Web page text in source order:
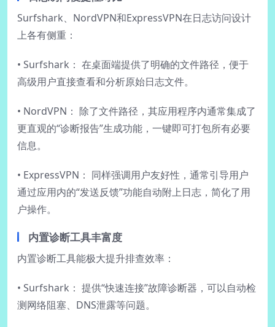
Surfshark、NordVPN和ExpressVPN在日志访问设计
上各有侧重：
• Surfshark： 在桌面端提供了明确的文件路径，便于
高级用户直接查看和分析原始日志文件。
• NordVPN： 除了文件路径，其应用程序内通常集成了
更直观的“诊断报告”生成功能，一键即可打包所有必要
信息。
• ExpressVPN： 同样强调用户友好性，通常引导用户
通过应用内的“发送反馈”功能自动附上日志，简化了用
户操作。
内置诊断工具丰富度
内置诊断工具能极大提升排查效率：
• Surfshark： 提供“快速连接”故障诊断器，可以自动检
测网络阻塞、DNS泄露等问题。